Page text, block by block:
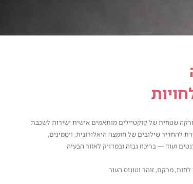
שטחית של קוקטיילים מותאמים אישית ישירות לשכבת
להחדיר שילובים של חומצה היאלורונית, ויטמינים,
ועוד — בריכוז גבוה ובמדויק לאזור הבעיה
מרקם, זוהר וטונוס העור